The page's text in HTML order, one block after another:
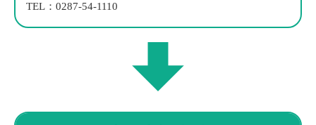
TEL：0287-54-1110